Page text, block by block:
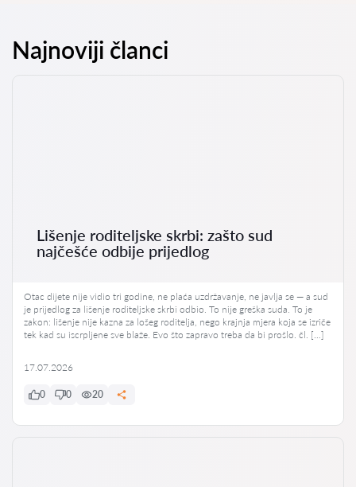
Najnoviji članci
Lišenje roditeljske skrbi: zašto sud
najčešće odbije prijedlog
Otac dijete nije vidio tri godine, ne plaća uzdržavanje, ne javlja se — a sud
je prijedlog za lišenje roditeljske skrbi odbio. To nije greška suda. To je
zakon: lišenje nije kazna za lošeg roditelja, nego krajnja mjera koja se izriče
tek kad su iscrpljene sve blaže. Evo što zapravo treba da bi prošlo. čl. […]
17.07.2026
0 0 20